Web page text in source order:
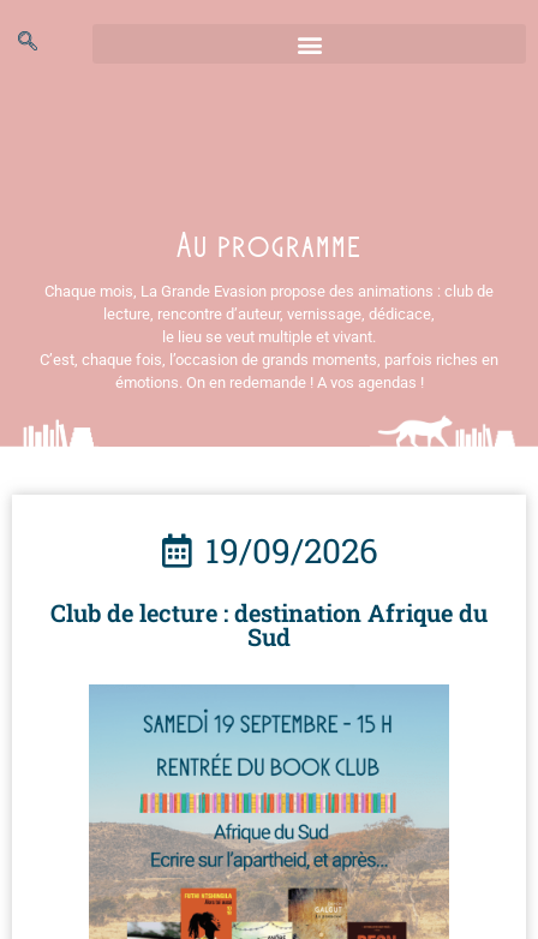
Au programme
Chaque mois, La Grande Evasion propose des animations : club de
lecture, rencontre d’auteur, vernissage, dédicace,
le lieu se veut multiple et vivant.
C’est, chaque fois, l’occasion de grands moments, parfois riches en
émotions. On en redemande ! A vos agendas !
19/09/2026
Club de lecture : destination Afrique du
Sud